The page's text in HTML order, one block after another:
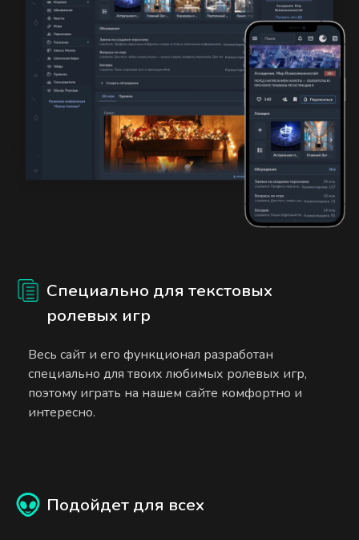
Специально для текстовых
ролевых игр
Весь сайт и его функционал разработан
специально для твоих любимых ролевых игр,
поэтому играть на нашем сайте комфортно и
интересно.
Подойдет для всех